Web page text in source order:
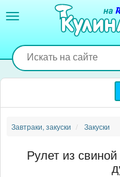
содержанию
Завтраки, закуски Закуски
Рулет из